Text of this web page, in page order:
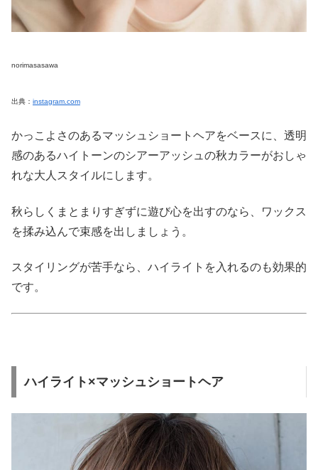
norimasasawa
出典： instagram.com
かっこよさのあるマッシュショートヘアをベースに、透明
感のあるハイトーンのシアーアッシュの秋カラーがおしゃ
れな大人スタイルにします。
秋らしくまとまりすぎずに遊び心を出すのなら、ワックス
を揉み込んで束感を出しましょう。
スタイリングが苦手なら、ハイライトを入れるのも効果的
です。
ハイライト×マッシュショートヘア